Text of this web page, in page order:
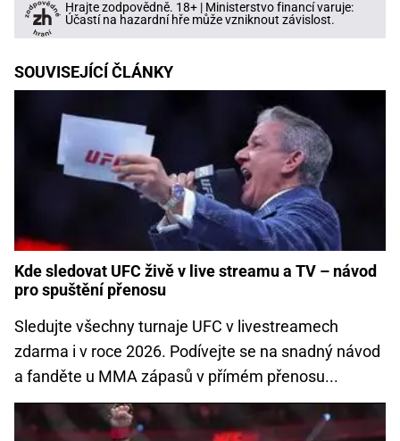
Hrajte zodpovědně. 18+ | Ministerstvo financí varuje:
Účastí na hazardní hře může vzniknout závislost.
SOUVISEJÍCÍ ČLÁNKY
Kde sledovat UFC živě v live streamu a TV – návod
pro spuštění přenosu
Sledujte všechny turnaje UFC v livestreamech
zdarma i v roce 2026. Podívejte se na snadný návod
a fanděte u MMA zápasů v přímém přenosu...